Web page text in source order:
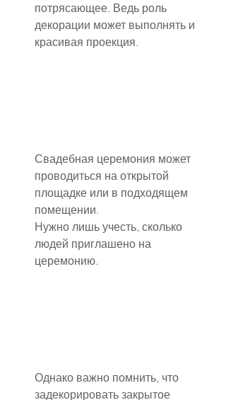
потрясающее. Ведь роль
декорации может выполнять и
красивая проекция.
Свадебная церемония может
проводиться на открытой
площадке или в подходящем
помещении.
Нужно лишь учесть, сколько
людей приглашено на
церемонию.
Однако важно помнить, что
задекорировать закрытое